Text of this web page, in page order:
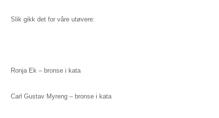
Slik gikk det for våre utøvere:
Ronja Ek – bronse i kata
Carl Gustav Myreng – bronse i kata